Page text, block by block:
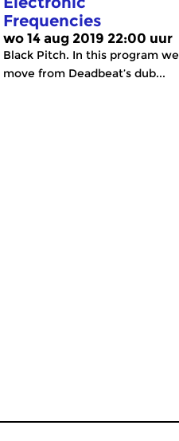
Frequencies
wo 14 aug 2019 22:00 uur
Black Pitch. In this program we
move from Deadbeat’s dub...